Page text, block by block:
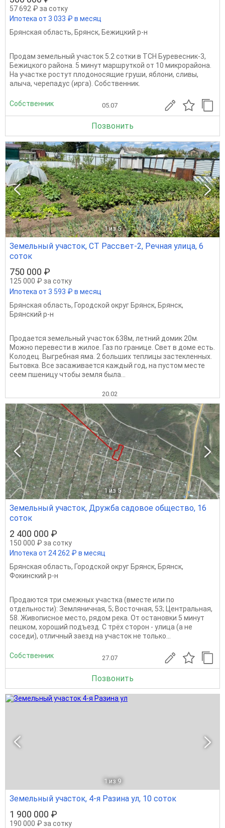
57 692 ₽ за сотку
Ипотека от 3 033 ₽ в месяц
Брянская область, Брянск, Бежицкий р-н
Продам земельный участок 5.2 сотки в ТСН Буревесник-3,
Бежицкого района. 5 минут маршруткой от 10 микрорайона.
На участке ростут плодоносящие груши, яблони, сливы,
алыча, черепадус (ирга). Собственник.
Собственник 05.07
Позвонить
1 из 5
Земельный участок, СТ Рассвет-2, Речная улица, 6
соток
750 000 ₽
125 000 ₽ за сотку
Ипотека от 3 593 ₽ в месяц
Брянская область, Городской округ Брянск, Брянск,
Брянский р-н
Продается земельный участок 638м, летний домик 20м.
Можно перевести в жилое. Газ по границе. Свет в доме есть.
Колодец. Выгребная яма. 2 больших теплицы застекленных.
Бытовка. Все засаживается каждый год, на пустом месте
сеем пшеницу чтобы земля была...
20.02
1 из 5
Земельный участок, Дружба садовое общество, 16
соток
2 400 000 ₽
150 000 ₽ за сотку
Ипотека от 24 262 ₽ в месяц
Брянская область, Городской округ Брянск, Брянск,
Фокинский р-н
Продаются три смежных участка (вместе или по
отдельности): Земляничная, 5; Восточная, 53; Центральная,
58. Живописное место, рядом река. От остановки 5 минут
пешком, хороший подъезд. С трёх сторон - улица (а не
соседи), отличный заезд на участок не только...
Собственник 27.07
Позвонить
1 из 9
Земельный участок, 4-я Разина ул, 10 соток
1 900 000 ₽
190 000 ₽ за сотку